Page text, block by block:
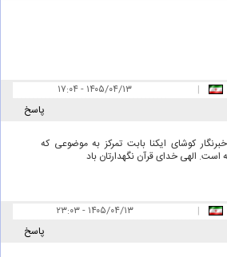
| ۱۷:۰۴ - ۱۴۰۵/۰۴/۱۳
پاسخ
کوشای ایکنا بابت تمرکز به موضوعی که
است. الهی خدای قرآن نگهدارتان باد
| ۲۳:۰۳ - ۱۴۰۵/۰۴/۱۳
پاسخ